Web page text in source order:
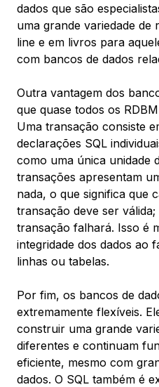
dados que são
uma grande variedade
line e em livros para
com bancos de dados
Outra vantagem dos
que quase todos os
Uma transação consiste
declarações SQL
como uma única unidade
transações apresentam
nada, o que significa que
transação deve ser
transação falhará. Isso é
integridade dos dados ao
linhas ou tabelas.
Por fim, os bancos de
extremamente flexíveis.
construir uma grande
diferentes e continuam
eficiente, mesmo com
dados. O SQL também é